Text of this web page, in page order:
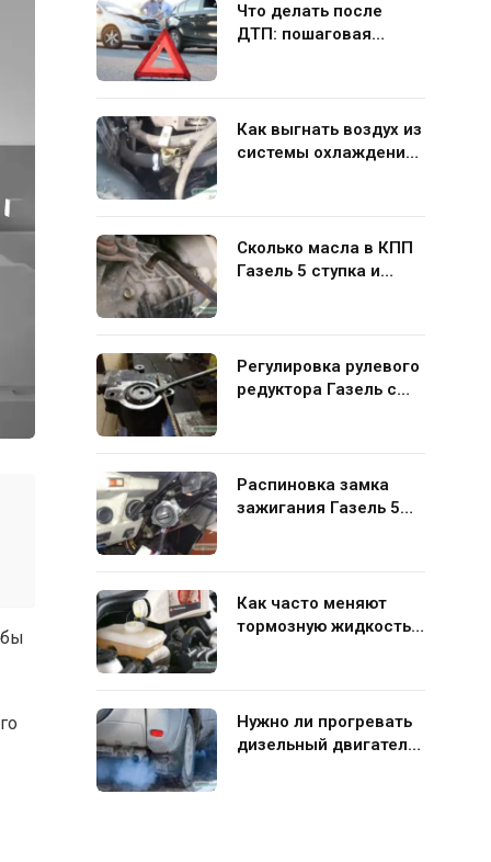
Что делать после
ДТП: пошаговая
Как выгнать воздух из
системы охлаждения
Сколько масла в КПП
Газель 5 ступка и
Регулировка рулевого
редуктора Газель с
Распиновка замка
зажигания Газель 5
Как часто меняют
тормозную жидкость в
Нужно ли прогревать
дизельный двигатель